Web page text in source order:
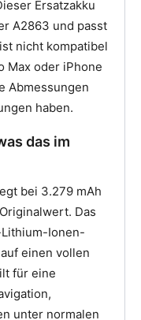
Ersatzakku
A2863 und passt
nicht kompatibel
Max oder iPhone
Abmessungen
haben.
das im
bei 3.279 mAh
Das
Lithium-Ionen-
einen vollen
für eine
unter normalen